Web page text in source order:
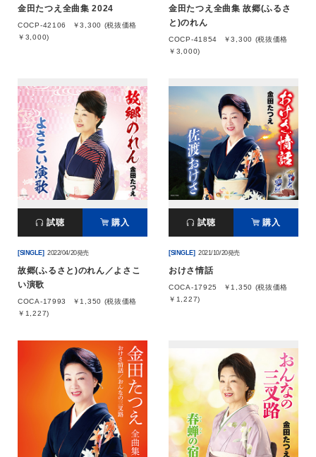
お問い合わせ
閉じる
金田たつえ全曲集 2024
COCP-42106
￥3,300 (税抜価格
￥3,000)
金田たつえ全曲集 故郷(ふるさ
と)のれん
COCP-41854
￥3,300 (税抜価格
￥3,000)
試聴 購入
[SINGLE] 2022/04/20発売
故郷(ふるさと)のれん／よさこ
い演歌
COCA-17993
￥1,350 (税抜価格
￥1,227)
試聴 購入
[SINGLE] 2021/10/20発売
おけさ情話
COCA-17925
￥1,350 (税抜価格
￥1,227)